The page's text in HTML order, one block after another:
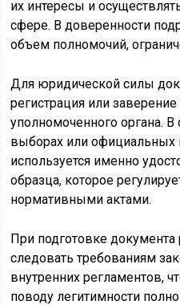
их интересы и
сфере. В доверенности
объем полномочий,
Для юридической силы
регистрация или
уполномоченного органа.
выборах или официальных
используется именно
образца, которое
нормативными актами.
При подготовке документа
следовать требованиям
внутренних регламентов,
поводу легитимности